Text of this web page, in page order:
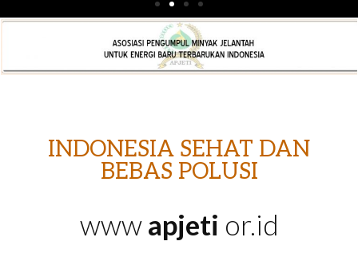
INDONESIA SEHAT DAN
BEBAS POLUSI
wwwapjeti or.id